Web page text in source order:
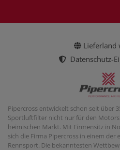
Lieferland
Datenschutz-
Pipercross entwickelt schon seit über
Sportluftfilter nicht nur für den
heimischen Markt. Mit Firmensitz in
sich die Firma Pipercross in einem
Rennsport. Die bekanntesten